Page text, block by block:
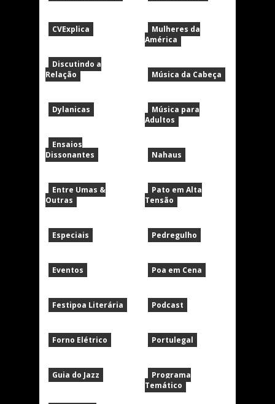
CVExplica
Discutindo a
Relação
Dylanicas
Ensaios
Dissonantes
Entre Umas &
Outras
Especiais
Eventos
Festipoa Literária
Forno Elétrico
Guia do Jazz
Mulheres da
América
Música da Cabeça
Música para
Adultos
Nahaus
Pato em Alta
Tensão
Pedregulho
Poa em Cena
Podcast
Portulegal
Programa
Temático